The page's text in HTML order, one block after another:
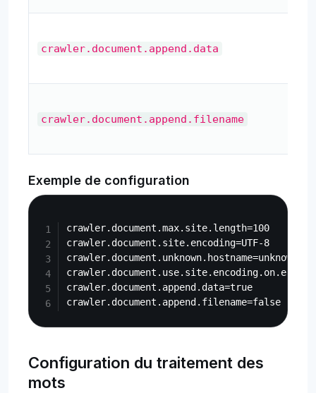
crawler.document.append.data
crawler.document.append.filename
Exemple de configuration
crawler.document.max.site.length=100
crawler.document.site.encoding=UTF-8
crawler.document.unknown.hostname=unknown
crawler.document.append.data=true
Configuration du traitement des
mots